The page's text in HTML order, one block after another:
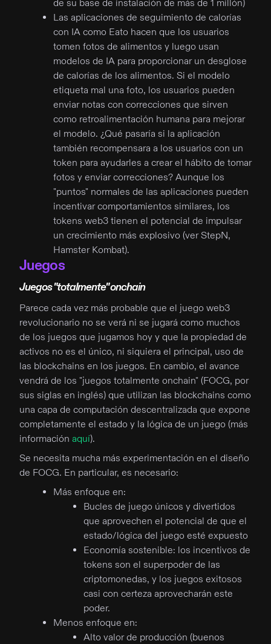
de su base de instalación de más de 1 millón)
Las aplicaciones de seguimiento de calorías
con IA como Eato hacen que los usuarios
tomen fotos de alimentos y luego usan
modelos de IA para proporcionar un desglose
de calorías de los alimentos. Si el modelo
etiqueta mal una foto, los usuarios pueden
enviar notas con correcciones que sirven
como retroalimentación humana para mejorar
el modelo. ¿Qué pasaría si la aplicación
también recompensara a los usuarios con un
token para ayudarles a crear el hábito de tomar
fotos y enviar correcciones? Aunque los
"puntos" normales de las aplicaciones pueden
incentivar comportamientos similares, los
tokens web3 tienen el potencial de impulsar
un crecimiento más explosivo (ver StepN,
Hamster Kombat).
Juegos
Juegos "totalmente" onchain
Parece cada vez más probable que el juego web3
revolucionario no se verá ni se jugará como muchos
de los juegos que jugamos hoy y que la propiedad de
activos no es el único, ni siquiera el principal, uso de
las blockchains en los juegos. En cambio, el avance
vendrá de los "juegos totalmente onchain" (FOCG, por
sus siglas en inglés) que utilizan las blockchains como
una capa de computación descentralizada que expone
completamente el estado y la lógica de un juego (más
información aquí).
Se necesita mucha más experimentación en el diseño
de FOCG. En particular, es necesario:
Más enfoque en:
Bucles de juego únicos y divertidos
que aprovechen el potencial de que el
estado/lógica del juego esté expuesto
Economía sostenible: los incentivos de
tokens son el superpoder de las
criptomonedas, y los juegos exitosos
casi con certeza aprovecharán este
poder.
Menos enfoque en:
Alto valor de producción (buenos